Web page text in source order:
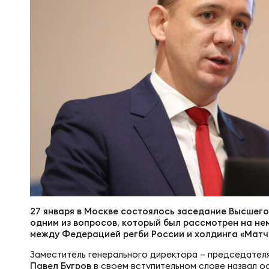
Антидопинг
Магазин
Контакты
27 января в Москве состоялось заседание
одним из вопросов, который был рассмотрен на
между Федерацией регби России и холдинга
Заместитель генерального директора –
Павел Бугров в своем вступительном слове назвал